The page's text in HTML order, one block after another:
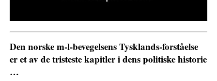
Den norske m-l-bevegelsens Tysklands-forståelse
er et av de tristeste kapitler i dens politiske historie
…